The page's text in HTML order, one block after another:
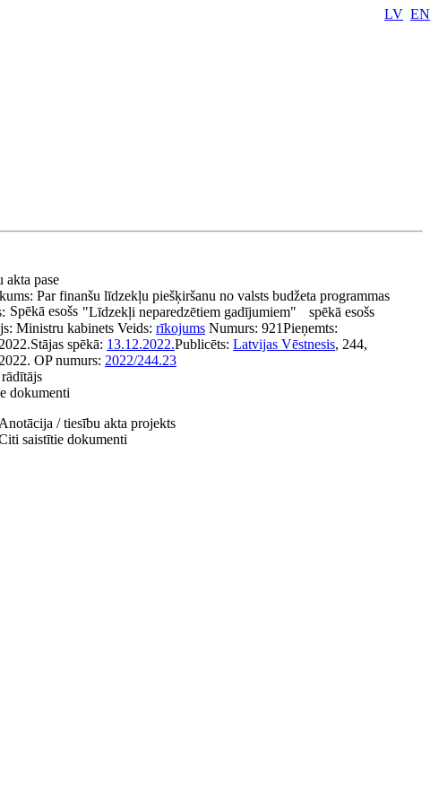
LV EN
akta pase
Par finanšu līdzekļu piešķiršanu no valsts budžeta programmas
"Līdzekļi neparedzētiem gadījumiem"
Spēkā esošs
spēkā esošs
Ministru kabinets Veids: rīkojums Numurs: 921Pieņemts:
Stājas spēkā: 13.12.2022.Publicēts: Latvijas Vēstnesis, 244,
OP numurs: 2022/244.23
dokumenti
Anotācija / tiesību akta projekts
saistītie dokumenti